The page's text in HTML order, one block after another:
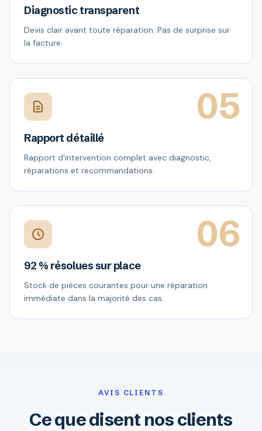
Diagnostic transparent
Devis clair avant toute réparation. Pas de surprise sur
la facture.
05
Rapport détaillé
Rapport d'intervention complet avec diagnostic,
réparations et recommandations.
06
92 % résolues sur place
Stock de pièces courantes pour une réparation
immédiate dans la majorité des cas.
AVIS CLIENTS
Ce que disent nos clients